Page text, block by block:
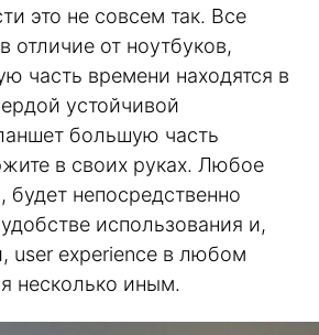
это не совсем так. Все
отличие от ноутбуков,
часть времени находятся в
устойчивой
большую часть
в своих руках. Любое
будет непосредственно
использования и,
user experience в любом
несколько иным.